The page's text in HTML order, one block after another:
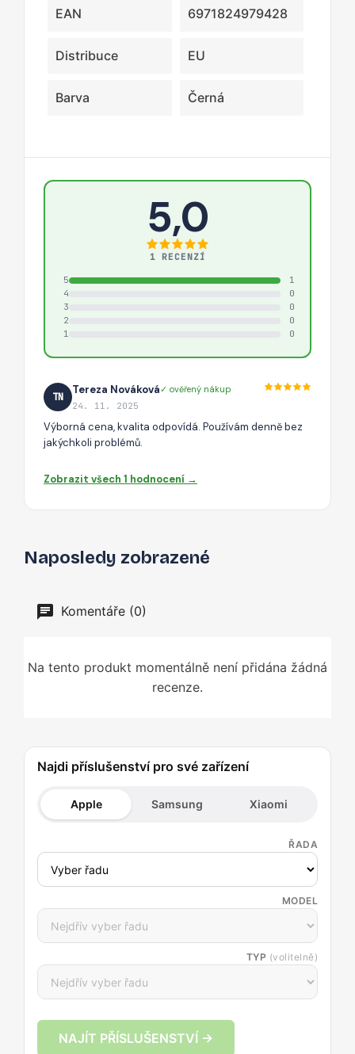
EAN 6971824979428
Distribuce EU
Barva Černá
5,0
1 RECENZÍ
5
1
4
0
3
0
2
0
1
0
TN
Tereza Nováková✓ ověřený nákup
24. 11. 2025
Výborná cena, kvalita odpovídá. Používám denně bez
jakýchkoli problémů.
Zobrazit všech 1 hodnocení →
Naposledy zobrazené
Komentáře (0)
Na tento produkt momentálně není přidána žádná
recenze.
Najdi příslušenství pro své zařízení
Apple Samsung Xiaomi
ŘADA
MODEL
TYP (volitelně)
NAJÍT PŘÍSLUŠENSTVÍ →